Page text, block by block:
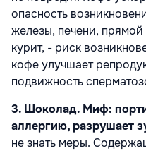
опасность
железы, печени, прямой
курит, - риск
кофе улучшает
подвижность
3. Шоколад. Миф:
аллергию, разрушает
не знать меры.